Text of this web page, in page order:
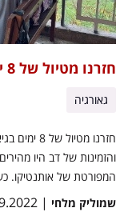
חזרנו מטיול של 8 ימים בגיאורגיה
גאורגיה
חזרנו
והזמינות של דב היו
המפורטת של אותנטיקו.
שמוליק מלחי | 14.09.2022